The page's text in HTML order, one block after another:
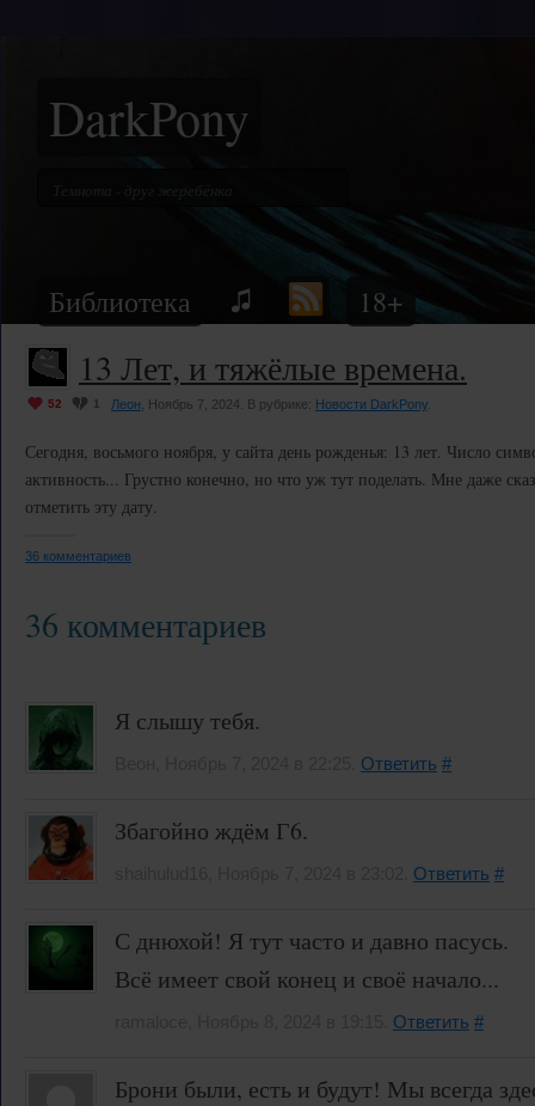
DarkPony
Библиотека 18+
13 Лет, и тяжёлые времена.
52 1 Леон , Ноябрь 7, 2024. В рубрике: Новости DarkPony
Сегодня, восьмого ноября, у сайта день рожденья: 13 лет. Число
активность... Грустно конечно, но что уж тут поделать. Мне даже
отметить эту дату.
36 комментариев
36 комментариев
Я слышу тебя.
Ответить #
Збагойно ждём Г6.
Ответить #
С днюхой! Я тут часто и давно пасусь.
Всё имеет свой конец и своё начало...
Ответить #
Брони были, есть и будут! Мы всегда